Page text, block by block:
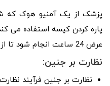
پزشک از یک آمنیو هوک که
پاره کردن کیسه استفاده می
عرض 24 ساعت انجام شود تا از عفونت جلوگیری شود.
نظارت بر جنین:
نظارت بر جنین فرآیند